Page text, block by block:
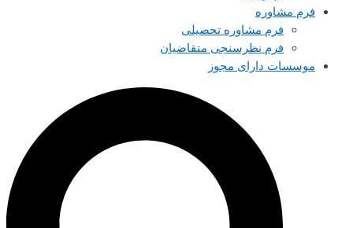
فرم مشاوره
فرم مشاوره تحصیلی
فرم نظرسنجی متقاضیان
موسسات دارای مجوز